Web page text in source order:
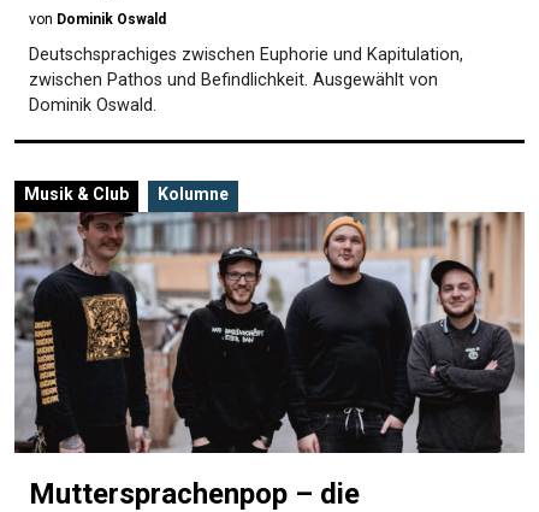
von Dominik Oswald
Deutschsprachiges zwischen Euphorie und Kapitulation,
zwischen Pathos und Befindlichkeit. Ausgewählt von
Dominik Oswald.
Musik & Club Kolumne
Muttersprachenpop – die